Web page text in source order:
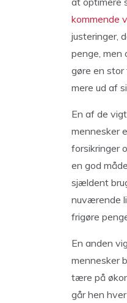
kommende
justeringer,
penge, men
gøre en stor
mere ud af
En af de
mennesker
forsikringer
en god
sjældent
nuværende
frigøre
En anden
mennesker
tære på
går hen